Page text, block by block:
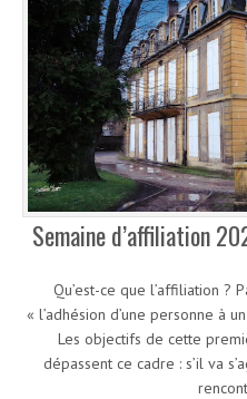
Semaine d’affiliation
Qu’est-ce que l’affiliation ?
« l’adhésion d’une personne à
Les objectifs de cette
dépassent ce cadre : s’il va